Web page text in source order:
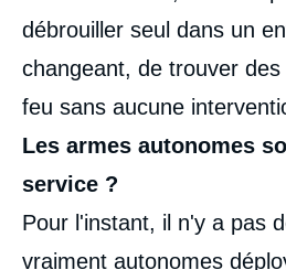
débrouiller seul dans un
changeant, de trouver des
feu sans aucune
Les armes autonomes
service ?
Pour l'instant, il n'y a pas
vraiment autonomes